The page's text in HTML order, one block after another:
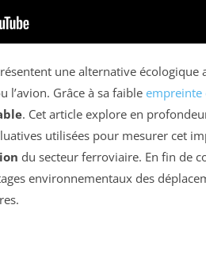
une alternative
l’avion. Grâce à sa faible empreinte
. Cet article explore en
utilisées pour mesurer cet
du secteur ferroviaire. En fin de
environnementaux des